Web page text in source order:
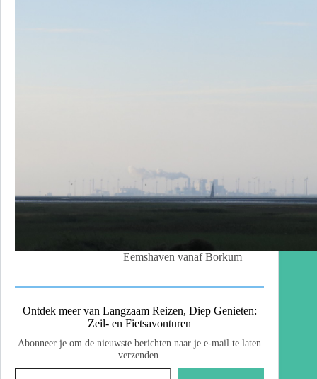
Eemshaven vanaf Borkum
Ontdek meer van Langzaam Reizen, Diep Genieten:
Zeil- en Fietsavonturen
Abonneer je om de nieuwste berichten naar je e-mail te laten
verzenden.